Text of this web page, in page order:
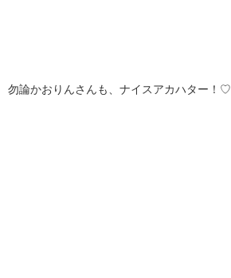
勿論かおりんさんも、ナイスアカハター！♡